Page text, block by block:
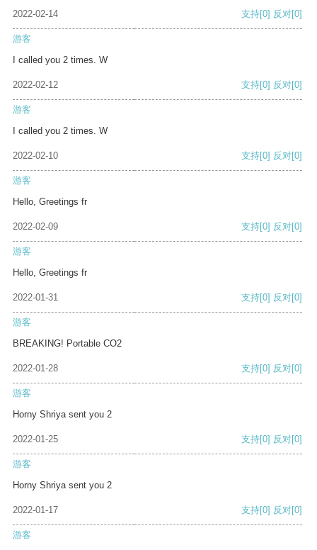
2022-02-14 支持[0] 反对[0]
游客
I called you 2 times. W
2022-02-12 支持[0] 反对[0]
游客
I called you 2 times. W
2022-02-10 支持[0] 反对[0]
游客
Hello, Greetings fr
2022-02-09 支持[0] 反对[0]
游客
Hello, Greetings fr
2022-01-31 支持[0] 反对[0]
游客
BREAKING! Portable CO2
2022-01-28 支持[0] 反对[0]
游客
Horny Shriya sent you 2
2022-01-25 支持[0] 反对[0]
游客
Horny Shriya sent you 2
2022-01-17 支持[0] 反对[0]
游客